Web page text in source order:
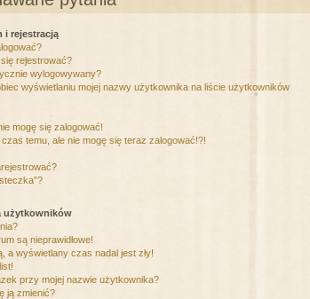
i rejestracją
rejestrować?
wylogowywany?
wyświetlaniu mojej nazwy użytkownika na liście użytkowników
mogę się zalogować!
temu, ale nie mogę się teraz zalogować!?!
użytkowników
są nieprawidłowe!
a wyświetlany czas nadal jest zły!
przy mojej nazwie użytkownika?
ją zmienić?